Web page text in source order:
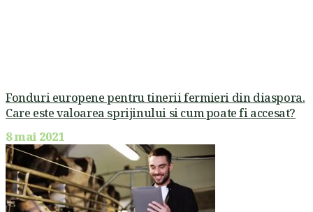
Fonduri europene pentru tinerii fermieri din diaspora.
Care este valoarea sprijinului si cum poate fi accesat?
8 mai 2021